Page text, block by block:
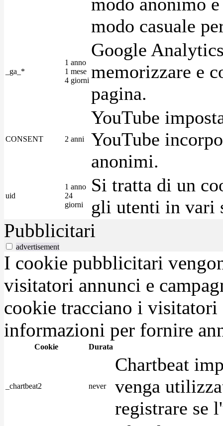
modo casuale
_ga_*
1 anno
1 mese
4 giorni
Google
memorizzare e
pagina.
CONSENT 2 anni
YouTube
YouTube
anonimi.
uid
1 anno
24
giorni
Si tratta di un
gli utenti in vari
Pubblicitari
advertisement
I cookie pubblicitari
visitatori annunci e
cookie tracciano i visitatori
informazioni per fornire
Cookie Durata
_chartbeat2 never
Chartbeat
venga
registrare se